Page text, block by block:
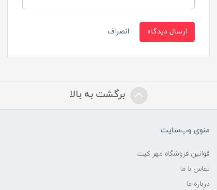
ارسال دیدگاه انصراف
برگشت به بالا
منوی وب‌سایت
قوانین فروشگاه مهر کیت
تماس با ما
درباره ما